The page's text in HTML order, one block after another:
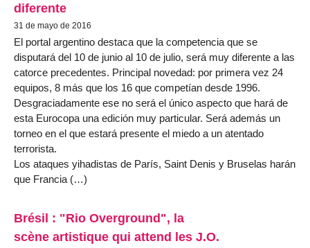
diferente
31 de mayo de 2016
El portal argentino destaca que la competencia que se
disputará del 10 de junio al 10 de julio, será muy diferente a las
catorce precedentes. Principal novedad: por primera vez 24
equipos, 8 más que los 16 que competían desde 1996.
Desgraciadamente ese no será el único aspecto que hará de
esta Eurocopa una edición muy particular. Será además un
torneo en el que estará presente el miedo a un atentado
terrorista.
Los ataques yihadistas de París, Saint Denis y Bruselas harán
que Francia (…)
Brésil : "Rio Overground", la
scène artistique qui attend les J.O.